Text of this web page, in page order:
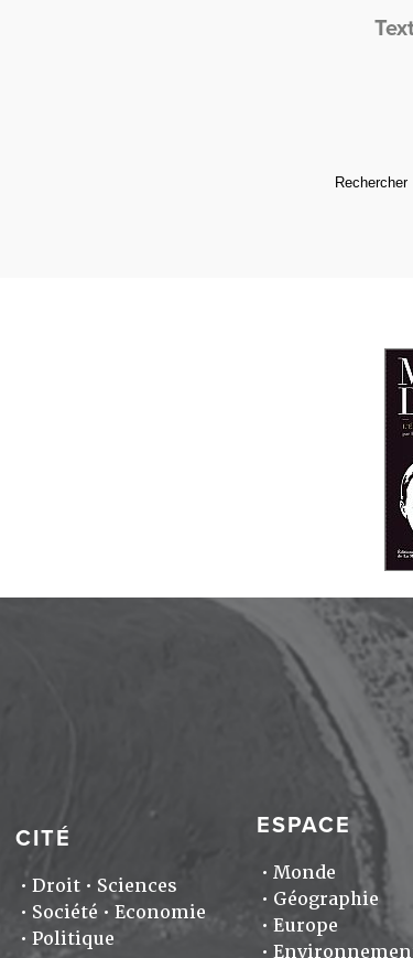
CITÉ
Droit
Sciences
Société
Economie
Politique
ESPACE
Monde
Géographie
Europe